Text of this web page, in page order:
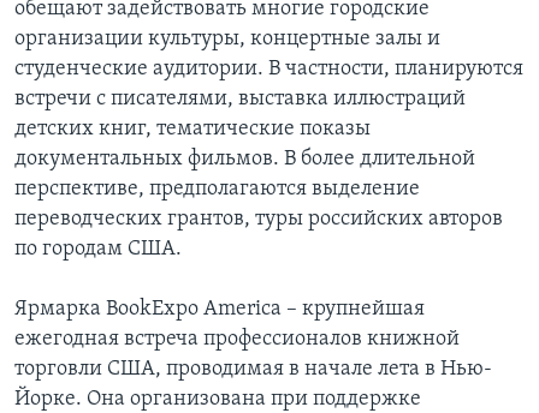
обещают задействовать многие городские
организации культуры, концертные залы и
студенческие аудитории. В частности, планируются
встречи с писателями, выставка иллюстраций
детских книг, тематические показы
документальных фильмов. В более длительной
перспективе, предполагаются выделение
переводческих грантов, туры российских авторов
по городам США.
Ярмарка BookExpo America – крупнейшая
ежегодная встреча профессионалов книжной
торговли США, проводимая в начале лета в Нью-
Йорке. Она организована при поддержке